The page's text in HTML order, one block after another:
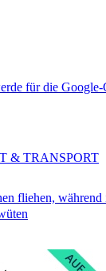
für die Google-
fliehen,
& TRANSPORT